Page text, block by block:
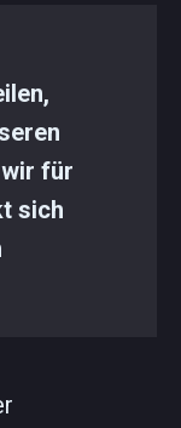
für
sich